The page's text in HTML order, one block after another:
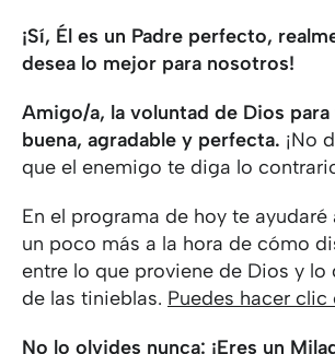
¡Sí, Él es un Padre perfecto,
desea lo mejor para nosotros!
Amigo/a, la voluntad de Dios
buena, agradable y perfecta. ¡No
que el enemigo te diga lo
En el programa de hoy te
un poco más a la hora de cómo
entre lo que proviene de Dios y lo
de las tinieblas. Puedes hacer clic
No lo olvides nunca: ¡Eres un